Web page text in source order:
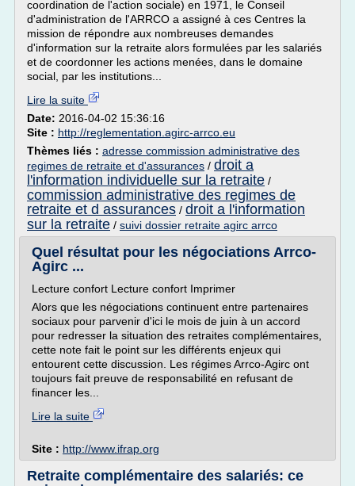
coordination de l'action sociale) en 1971, le Conseil
d'administration de l'ARRCO a assigné à ces Centres la
mission de répondre aux nombreuses demandes
d'information sur la retraite alors formulées par les salariés
et de coordonner les actions menées, dans le domaine
social, par les institutions...
Lire la suite
Date: 2016-04-02 15:36:16
Site : http://reglementation.agirc-arrco.eu
Thèmes liés : adresse commission administrative des
regimes de retraite et d'assurances / droit a
l'information individuelle sur la retraite /
commission administrative des regimes de
retraite et d assurances / droit a l'information
sur la retraite / suivi dossier retraite agirc arrco
Quel résultat pour les négociations Arrco-
Agirc ...
Lecture confort Lecture confort Imprimer
Alors que les négociations continuent entre partenaires
sociaux pour parvenir d'ici le mois de juin à un accord
pour redresser la situation des retraites complémentaires,
cette note fait le point sur les différents enjeux qui
entourent cette discussion. Les régimes Arrco-Agirc ont
toujours fait preuve de responsabilité en refusant de
financer les...
Lire la suite
Site : http://www.ifrap.org
Retraite complémentaire des salariés: ce